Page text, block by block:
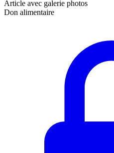
Article avec galerie photos
Don alimentaire